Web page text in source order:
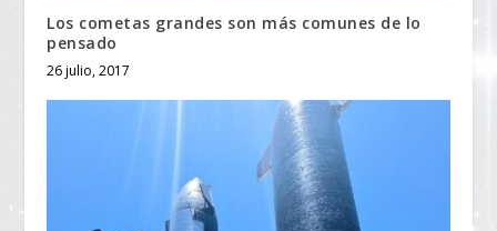
Los cometas grandes son más comunes de lo
pensado
26 julio, 2017